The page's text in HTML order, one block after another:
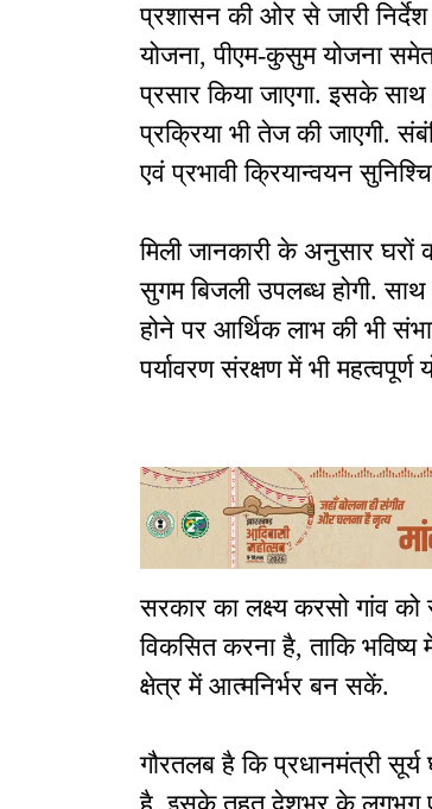
प्रशासन की ओर से जारी
योजना, पीएम-कुसुम योजना
प्रसार किया जाएगा. इसके
प्रक्रिया भी तेज की जाएगी.
एवं प्रभावी क्रियान्वयन
मिली जानकारी के अनुसार
सुगम बिजली उपलब्ध होगी.
होने पर आर्थिक लाभ की भी
पर्यावरण संरक्षण में भी महत्वपूर्ण
सरकार का लक्ष्य करसो गांव
विकसित करना है, ताकि
क्षेत्र में आत्मनिर्भर बन सकें.
गौरतलब है कि प्रधानमंत्री